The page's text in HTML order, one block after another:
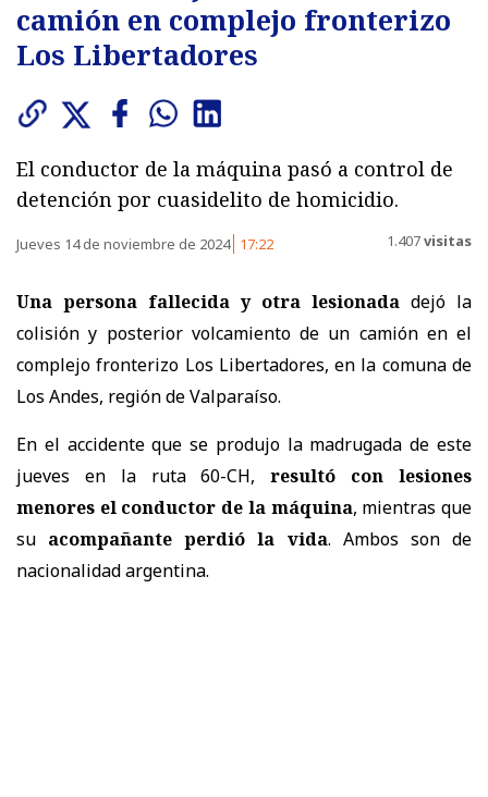
camión en complejo fronterizo
Los Libertadores
El conductor de la máquina pasó a control de
detención por cuasidelito de homicidio.
Jueves 14 de noviembre de 2024 17:22 1.407visitas
Una persona fallecida y otra lesionada dejó la
colisión y posterior volcamiento de un camión en el
complejo fronterizo Los Libertadores, en la comuna de
Los Andes, región de Valparaíso.
En el accidente que se produjo la madrugada de este
jueves en la ruta 60-CH,resultó con lesiones
menores el conductor de la máquina, mientras que
su acompañante perdió la vida. Ambos son de
nacionalidad argentina.